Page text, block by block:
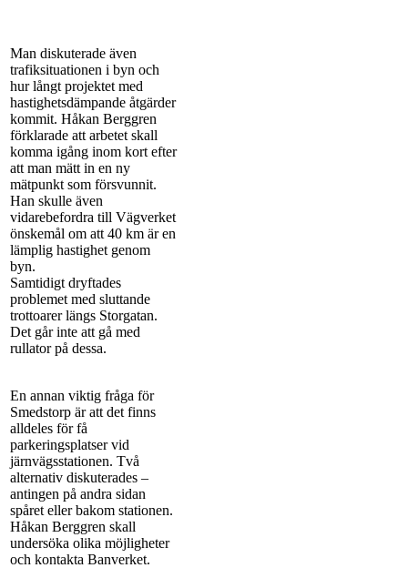
Man diskuterade även
trafiksituationen i byn och
hur långt projektet med
hastighetsdämpande åtgärder
kommit. Håkan Berggren
förklarade att arbetet skall
komma igång inom kort efter
att man mätt in en ny
mätpunkt som försvunnit.
Han skulle även
vidarebefordra till Vägverket
önskemål om att 40 km är en
lämplig hastighet genom
byn.
Samtidigt dryftades
problemet med sluttande
trottoarer längs Storgatan.
Det går inte att gå med
rullator på dessa.
En annan viktig fråga för
Smedstorp är att det finns
alldeles för få
parkeringsplatser vid
järnvägsstationen. Två
alternativ diskuterades –
antingen på andra sidan
spåret eller bakom stationen.
Håkan Berggren skall
undersöka olika möjligheter
och kontakta Banverket.